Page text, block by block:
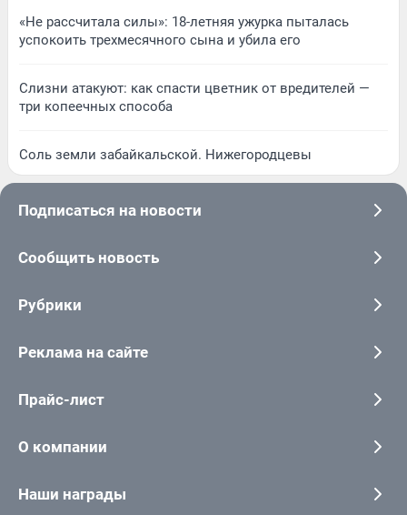
«Не рассчитала силы»: 18-летняя ужурка пыталась
успокоить трехмесячного сына и убила его
Слизни атакуют: как спасти цветник от вредителей —
три копеечных способа
Соль земли забайкальской. Нижегородцевы
Подписаться на новости
Сообщить новость
Рубрики
Реклама на сайте
Прайс-лист
О компании
Наши награды